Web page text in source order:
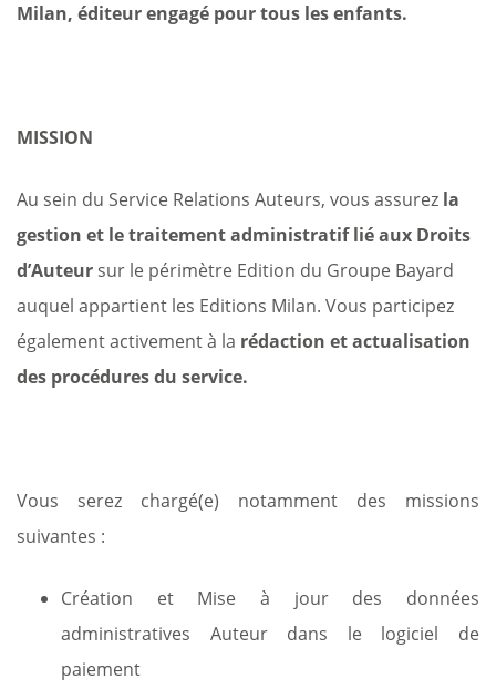
Milan, éditeur engagé pour tous les enfants.
MISSION
Au sein du Service Relations Auteurs, vous assurez la
gestion et le traitement administratif lié aux Droits
d’Auteur sur le périmètre Edition du Groupe Bayard
auquel appartient les Editions Milan. Vous participez
également activement à la rédaction et actualisation
des procédures du service.
Vous serez chargé(e) notamment des missions
suivantes :
Création et Mise à jour des données
administratives Auteur dans le logiciel de
paiement